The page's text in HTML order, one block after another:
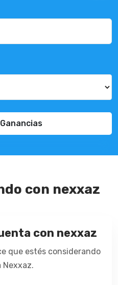
con nexxaz
con nexxaz
que estés considerando